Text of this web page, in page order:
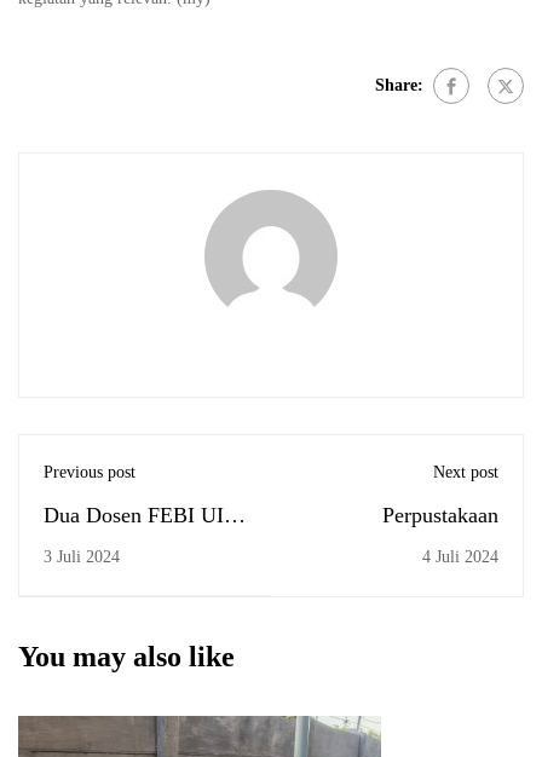
Share:
Previous post
Dua Dosen FEBI UIN
Antasari Raih
3 Juli 2024
Next post
Perpustakaan
4 Juli 2024
You may also like